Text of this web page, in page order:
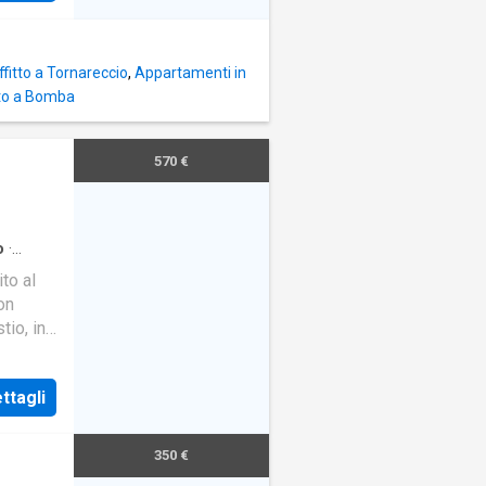
a Tornareccio, Appartamenti in
a Bomba
·
al
in
(uno
570 €
350 €